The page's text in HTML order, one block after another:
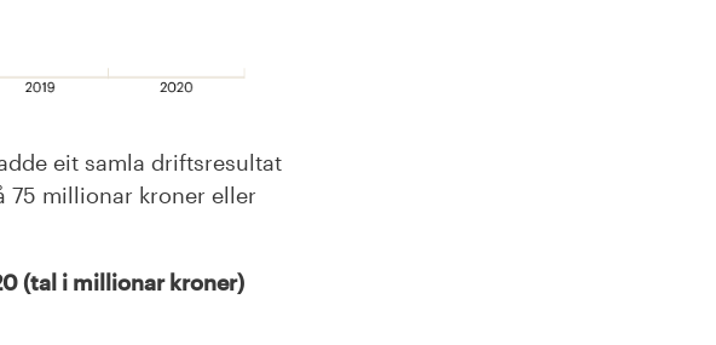
eit samla driftsresultat
75 millionar kroner eller
(tal i millionar kroner)